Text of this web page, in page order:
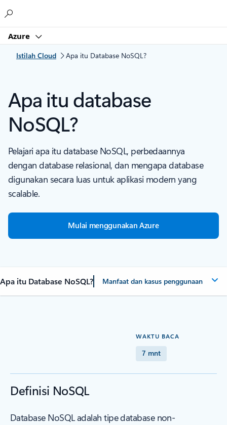
Azure
Istilah Cloud Apa itu Database NoSQL?
Apa itu database
NoSQL?
Pelajari apa itu database NoSQL, perbedaannya
dengan database relasional, dan mengapa database
digunakan secara luas untuk aplikasi modern yang
scalable.
Mulai menggunakan Azure
Apa itu Database NoSQL? Manfaat dan kasus penggunaan
WAKTU BACA
7 mnt
Definisi NoSQL
Database NoSQL adalah tipe database non-